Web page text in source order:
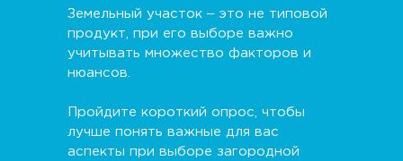
Земельный участок ‒ это не типовой
продукт, при его выборе важно
учитывать множество факторов и
нюансов.
Пройдите короткий опрос, чтобы
лучше понять важные для вас
аспекты при выборе загородной